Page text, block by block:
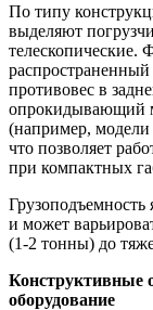
По типу
выделяют
телескопические.
распространенный
противовес в
опрокидывающий
(например,
что позволяет
при компактных
и может
(1-2 тонны) до
Конструктивные
оборудование